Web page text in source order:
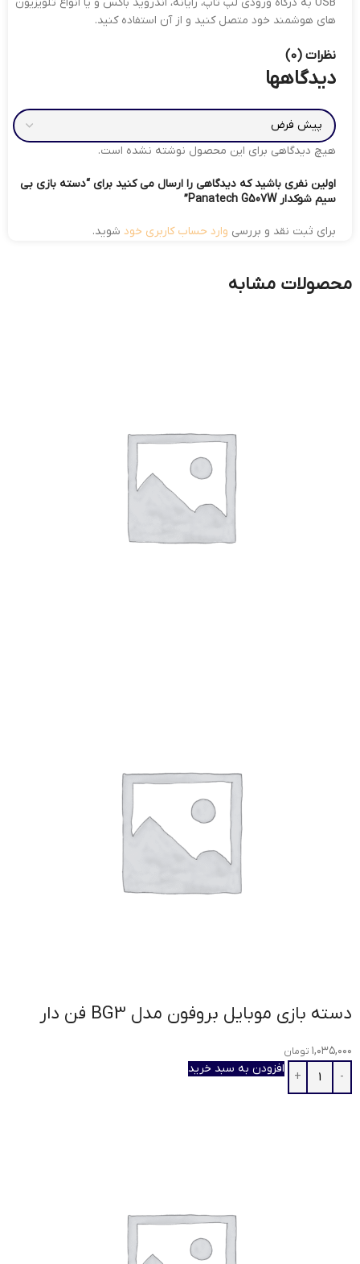
های هوشمند خود متصل کنید و از آن استفاده کنید.
نظرات (0)
دیدگاهها
هیچ دیدگاهی برای این محصول نوشته نشده است.
اولین نفری باشید که دیدگاهی را ارسال می کنید برای “دسته بازی بی
سیم شوکدار Panatech G507W”
برای ثبت نقد و بررسی وارد حساب کاربری خود شوید.
محصولات مشابه
دسته بازی موبایل بروفون مدل BG3 فن دار
۱,۰۳۵,۰۰۰ تومان
افزودن به سبد خرید